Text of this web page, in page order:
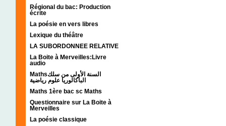
Régional du bac: Production
écrite
La poésie en vers libres
Lexique du théâtre
LA SUBORDONNEE RELATIVE
La Boite à Merveilles:Livre
audio
Mathsالسنة الأولى من سلك
الباكالوريا علوم رياضية
Maths 1ère bac sc Maths
Questionnaire sur La Boite à
Merveilles
La poésie classique